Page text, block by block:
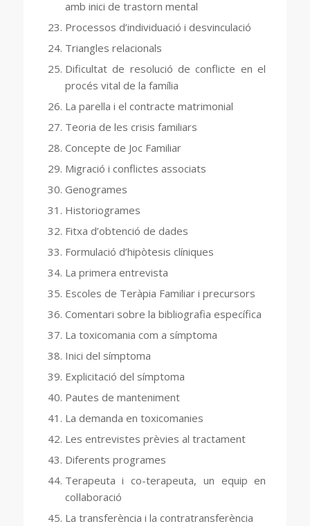
amb inici de trastorn mental
Processos d’individuació i desvinculació
Triangles relacionals
Dificultat de resolució de conflicte en el
procés vital de la família
La parella i el contracte matrimonial
Teoria de les crisis familiars
Concepte de Joc Familiar
Migració i conflictes associats
Genogrames
Historiogrames
Fitxa d’obtenció de dades
Formulació d’hipòtesis clíniques
La primera entrevista
Escoles de Teràpia Familiar i precursors
Comentari sobre la bibliografia específica
La toxicomania com a símptoma
Inici del símptoma
Explicitació del símptoma
Pautes de manteniment
La demanda en toxicomanies
Les entrevistes prèvies al tractament
Diferents programes
Terapeuta i co-terapeuta, un equip en
col·laboració
La transferència i la contratransferència